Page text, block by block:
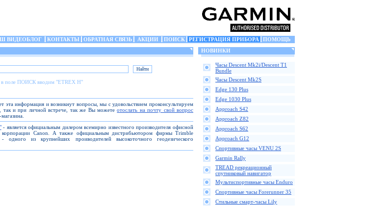
ВИДЕОБЛОГ КОНТАКТЫ ОБРАТНАЯ СВЯЗЬ АКЦИИ ПОИСК РЕГИСТРАЦИЯ ПРИБОРА
ПОМОЩЬ
поле ПОИСК вводим "ETREX H"
эта информация и возникнут вопросы, мы с удовольствием проконсультируем
, так и при личной встрече, так же Вы можетеотослать на почту свой вопрос
- является официальным дилером всемирно известного производителя офисной
корпорации Canon. А также официальным дистрибьютором фирмы Trimble
из крупнейших проиводителей высокоточного геодезического
НОВИНКИ
Часы Descent Mk2i/Descent T1
Bundle
Часы Descent Mk2S
Edge 130 Plus
Edge 1030 Plus
Approach S42
Approach Z82
Approach S62
Approach G12
Спортивные часы VENU 2S
Garmin Rally
TREAD рекреационный
спутниковый навигатор
Мультиспортивные часы Enduro
Спортивные часы Forerunner 35
Стильные смарт-часы Lily